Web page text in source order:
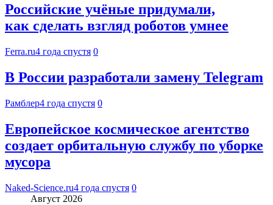
Российские учёные придумали,
как сделать взгляд роботов умнее
Ferra.ru4 года спустя 0
В России разработали замену Telegram
Рамблер4 года спустя 0
Европейское космическое агентство
создает орбитальную службу по уборке
мусора
Naked-Science.ru4 года спустя 0
Август 2026